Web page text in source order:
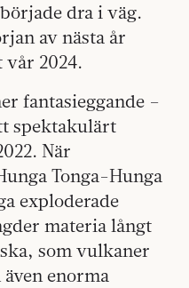
dra i väg.
av nästa år
2024.
fantasieggande –
spektakulärt
När
Tonga-Hunga
exploderade
materia långt
som vulkaner
enorma